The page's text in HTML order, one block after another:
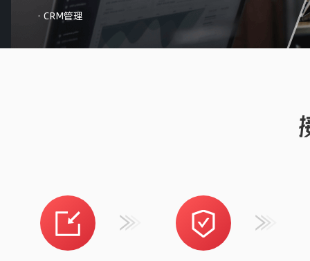
· CRM管理